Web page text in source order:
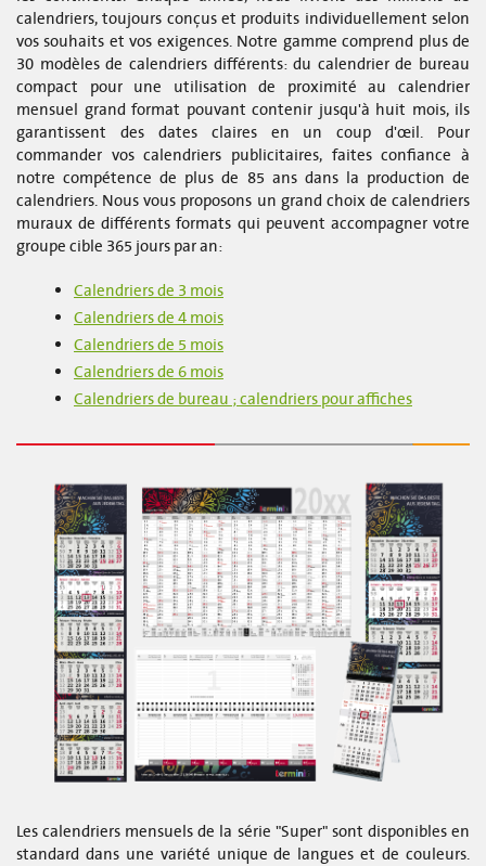
calendriers, toujours conçus et produits individuellement selon
vos souhaits et vos exigences. Notre gamme comprend plus de
30 modèles de calendriers différents: du calendrier de bureau
compact pour une utilisation de proximité au calendrier
mensuel grand format pouvant contenir jusqu'à huit mois, ils
garantissent des dates claires en un coup d'œil. Pour
commander vos calendriers publicitaires, faites confiance à
notre compétence de plus de 85 ans dans la production de
calendriers. Nous vous proposons un grand choix de calendriers
muraux de différents formats qui peuvent accompagner votre
groupe cible 365 jours par an:
Calendriers de 3 mois
Calendriers de 4 mois
Calendriers de 5 mois
Calendriers de 6 mois
Calendriers de bureau ; calendriers pour affiches
Les calendriers mensuels de la série "Super" sont disponibles en
standard dans une variété unique de langues et de couleurs.